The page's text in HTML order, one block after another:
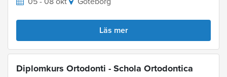
Läs mer
Diplomkurs Ortodonti - Schola Ortodontica